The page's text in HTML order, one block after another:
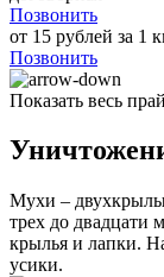
Позвонить
от 15 рублей за 1
Позвонить
Показать весь
Мухи –
трех до двадцати
крылья и лапки.
усики.